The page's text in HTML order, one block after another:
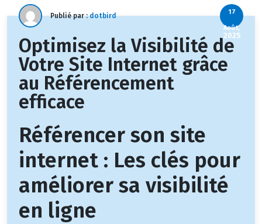
Publié par :dotbird 17
Août,
2025
Optimisez la Visibilité de
Votre Site Internet grâce
au Référencement
efficace
Référencer son site
internet : Les clés pour
améliorer sa visibilité
en ligne